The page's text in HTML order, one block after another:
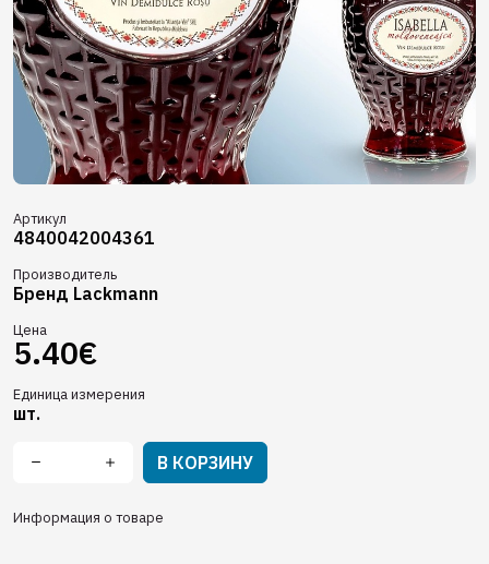
Артикул
4840042004361
Производитель
Бренд Lackmann
Цена
5.40€
Единица измерения
шт.
В КОРЗИНУ
Информация о товаре